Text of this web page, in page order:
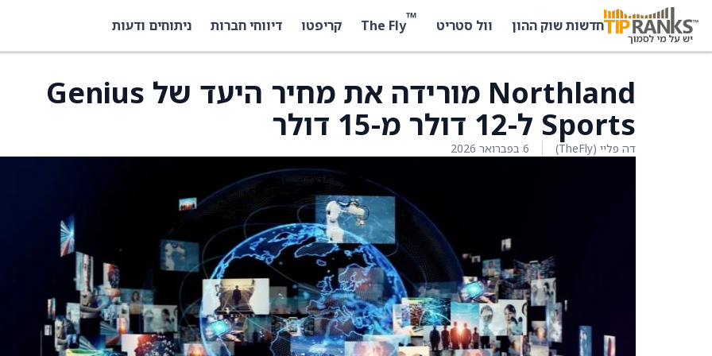
חדשות שוק ההון וול סטריט ™
The Fly קריפטו דיווחי חברות ניתוחים ודעות
Northland מורידה את מחיר היעד של Genius
Sports ל-12 דולר מ-15 דולר
דה פליי (TheFly) 6 בפברואר 2026